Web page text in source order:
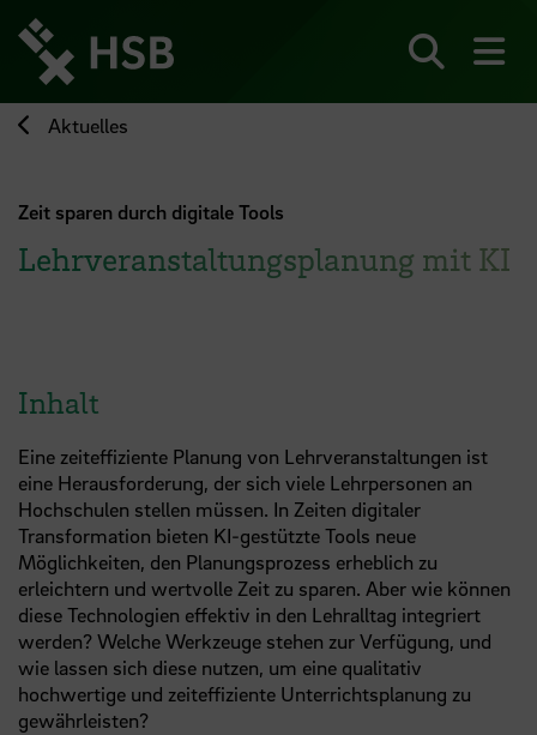
zum
Seiteninhalt
springen
Aktuelles
Zeit sparen durch digitale Tools
Lehrveranstaltungsplanung mit KI
Inhalt
Eine zeiteffiziente Planung von Lehrveranstaltungen ist
eine Herausforderung, der sich viele Lehrpersonen an
Hochschulen stellen müssen. In Zeiten digitaler
Transformation bieten KI-gestützte Tools neue
Möglichkeiten, den Planungsprozess erheblich zu
erleichtern und wertvolle Zeit zu sparen. Aber wie können
diese Technologien effektiv in den Lehralltag integriert
werden? Welche Werkzeuge stehen zur Verfügung, und
wie lassen sich diese nutzen, um eine qualitativ
hochwertige und zeiteffiziente Unterrichtsplanung zu
gewährleisten?